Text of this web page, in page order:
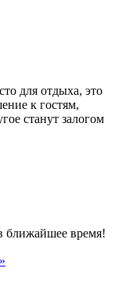
для отдыха, это
к гостям,
станут залогом
ближайшее время!